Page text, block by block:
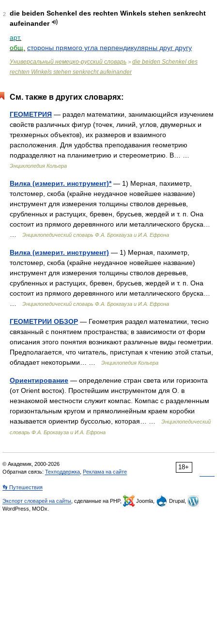
2
die beiden Schenkel des rechten Winkels stehen senkrecht
aufeinander
арт.
общ. стороны прямого угла перпендикулярны друг другу
Универсальный немецко-русский словарь > die beiden Schenkel des
rechten Winkels stehen senkrecht aufeinander
См. также в других словарях:
ГЕОМЕТРИЯ — раздел математики, занимающийся изучением
свойств различных фигур (точек, линий, углов, двумерных и
трехмерных объектов), их размеров и взаимного
расположения. Для удобства преподавания геометрию
подразделяют на планиметрию и стереометрию. В… …
Энциклопедия Кольера
Вилка (измерит. инструмент)*— 1) Мерная, пахиметр,
толстомер, скоба (крайне неудачное новейшее название)
инструмент для измерения толщины стволов деревьев,
срубленных и растущих, бревен, брусьев, жердей и т. п. Она
состоит из прямого деревянного или металлического бруска…
Энциклопедический словарь Ф.А. Брокгауза и И.А. Ефрона
Вилка (измерит. инструмент) — 1) Мерная, пахиметр,
толстомер, скоба (крайне неудачное новейшее название)
инструмент для измерения толщины стволов деревьев,
срубленных и растущих, бревен, брусьев, жердей и т. п. Она
состоит из прямого деревянного или металлического бруска…
Энциклопедический словарь Ф.А. Брокгауза и И.А. Ефрона
ГЕОМЕТРИИ ОБЗОР — Геометрия раздел математики, тесно
связанный с понятием пространства; в зависимости от форм
описания этого понятия возникают различные виды геометрии.
Предполагается, что читатель, приступая к чтению этой статьи,
обладает некоторыми… …
Энциклопедия Кольера
Ориентирование — определение стран света или горизонта
(от Orient восток). Простейшим инструментом для О. в
незнакомой местности служит компас. Компас с разделенным
горизонтальным кругом и прямолинейным краем коробки
называется ориентир буссолью, которая… …
Энциклопедический
словарь Ф.А. Брокгауза и И.А. Ефрона
18+
© Академик, 2000-2026
Обратная связь: Техподдержка Реклама на сайте
👣 Путешествия
Экспорт словарей на сайты , сделанные на PHP, Joomla,
Drupal,
WordPress, MODx.